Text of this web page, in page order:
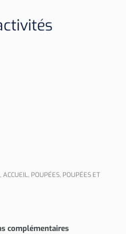
, ACCUEIL, POUPÉES, POUPÉES ET
complémentaires